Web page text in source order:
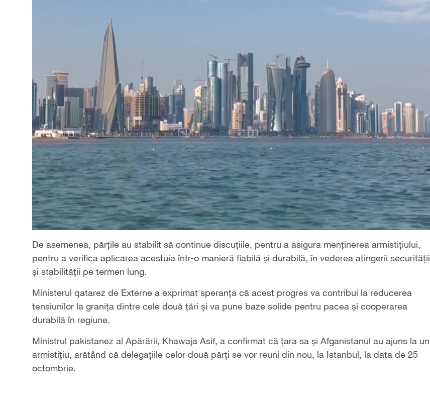
De asemenea, părțile au stabilit să continue discuțiile, pentru a asigura menținerea armistițiului,
pentru a verifica aplicarea acestuia într-o manieră fiabilă și durabilă, în vederea atingerii securității
și stabilității pe termen lung.
Ministerul qatarez de Externe a exprimat speranța că acest progres va contribui la reducerea
tensiunilor la granița dintre cele două țări și va pune baze solide pentru pacea și cooperarea
durabilă în regiune.
Ministrul pakistanez al Apărării, Khawaja Asif, a confirmat că țara sa și Afganistanul au ajuns la un
armistițiu, arătând că delegațiile celor două părți se vor reuni din nou, la Istanbul, la data de 25
octombrie.